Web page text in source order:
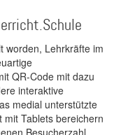
worden, Lehrkräfte im
QR-Code mit dazu
interaktive
medial unterstützte
Tablets bereichern
Besucherzahl